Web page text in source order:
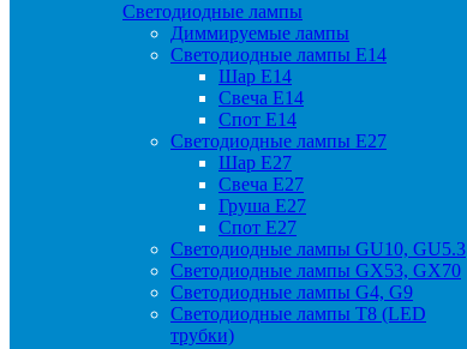
Светодиодные лампы
Диммируемые лампы
Светодиодные лампы Е14
Шар Е14
Свеча Е14
Спот Е14
Светодиодные лампы Е27
Шар Е27
Свеча Е27
Груша Е27
Спот Е27
Светодиодные лампы GU10, GU5.3
Светодиодные лампы GX53, GX70
Светодиодные лампы G4, G9
Светодиодные лампы Т8 (LED
трубки)